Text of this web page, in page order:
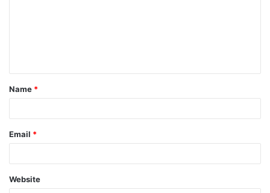
t
*
Name *
Email *
Website